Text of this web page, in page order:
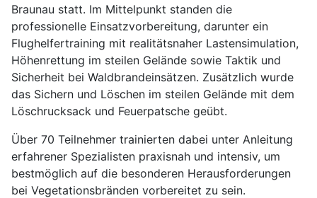
Braunau statt. Im Mittelpunkt standen die
professionelle Einsatzvorbereitung, darunter ein
Flughelfertraining mit realitätsnaher Lastensimulation,
Höhenrettung im steilen Gelände sowie Taktik und
Sicherheit bei Waldbrandeinsätzen. Zusätzlich wurde
das Sichern und Löschen im steilen Gelände mit dem
Löschrucksack und Feuerpatsche geübt.
Über 70 Teilnehmer trainierten dabei unter Anleitung
erfahrener Spezialisten praxisnah und intensiv, um
bestmöglich auf die besonderen Herausforderungen
bei Vegetationsbränden vorbereitet zu sein.